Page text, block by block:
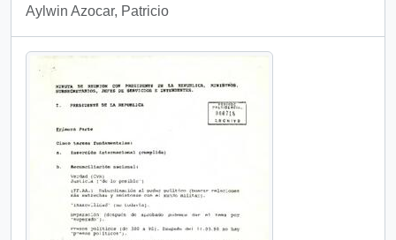
Aylwin Azocar, Patricio